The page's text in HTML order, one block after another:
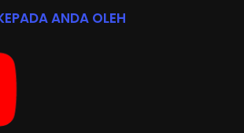
ANDA OLEH